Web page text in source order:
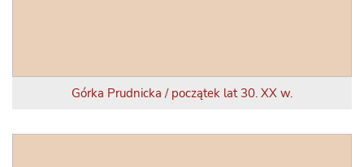
Górka Prudnicka / początek lat 30. XX w.